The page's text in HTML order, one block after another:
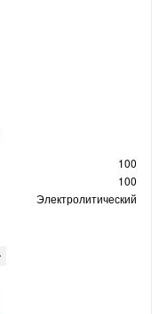
100
100
Электролитический